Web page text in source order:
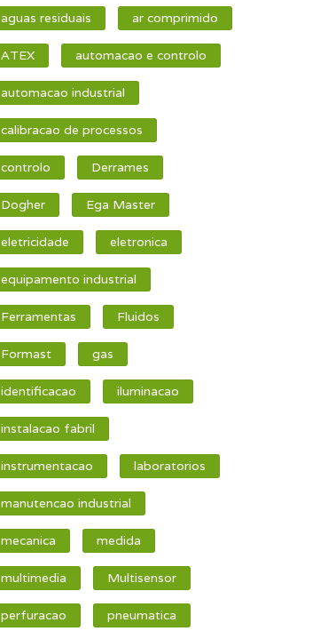
aguas residuais ar comprimido
ATEX automacao e controlo
automacao industrial
calibracao de processos
controlo Derrames
Dogher Ega Master
eletricidade eletronica
equipamento industrial
Ferramentas Fluidos
Formast gas
identificacao iluminacao
instalacao fabril
instrumentacao laboratorios
manutencao industrial
mecanica medida
multimedia Multisensor
perfuracao pneumatica